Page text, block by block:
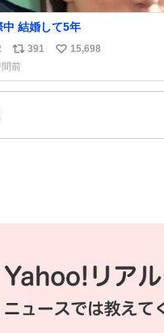
交際中 結婚して5年
リ
ポ
ス
391
い
ね
15,698
前